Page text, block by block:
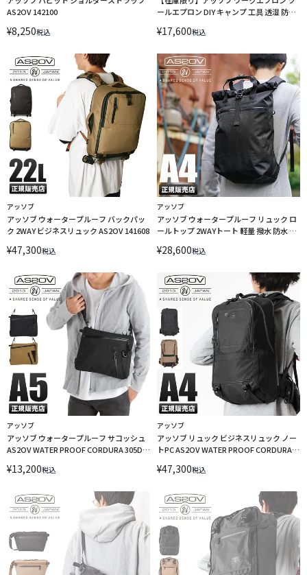
AS2OV 142100
¥8,250税込
ールエプロン DIY キャンプ 工具 透湿 防水
¥17,600税込
アッソブ
アッソブ ウォータープルーフ バックパッ
ク 2WAY ビジネスリュック AS2OV 141608
¥47,300税込
アッソブ
アッソブ ウォータープルーフ リュック ロ
ールトップ 2WAYトート 軽量 撥水 防水 耐
¥28,600税込
アッソブ
アッソブ ウォータープルーフ サコッシュ
AS2OV WATER PROOF CORDURA 305D
¥13,200税込
アッソブ
アッソブ リュック ビジネスリュック ノー
トPC AS2OV WATER PROOF CORDURA
¥47,300税込